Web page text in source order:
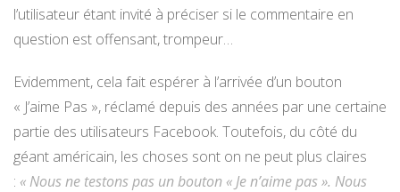
l’utilisateur étant invité à préciser si le commentaire en
question est offensant, trompeur…
Evidemment, cela fait espérer à l’arrivée d’un bouton
« J’aime Pas », réclamé depuis des années par une certaine
partie des utilisateurs Facebook. Toutefois, du côté du
géant américain, les choses sont on ne peut plus claires
: « Nous ne testons pas un bouton « Je n’aime pas ». Nous